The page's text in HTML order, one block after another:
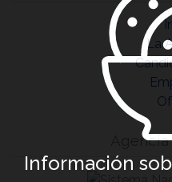
La
Información